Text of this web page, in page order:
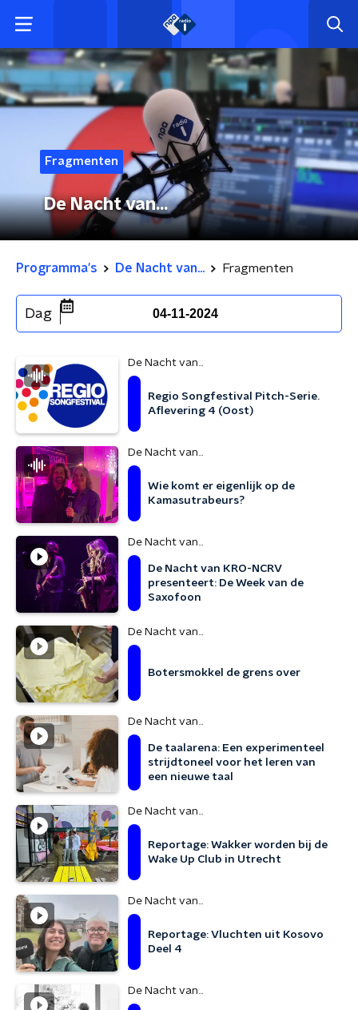
Fragmenten
De Nacht van...
Programma's De Nacht van... Fragmenten
Dag 04-11-2024
De Nacht van...
Regio Songfestival Pitch-Serie.
Aflevering 4 (Oost)
De Nacht van...
Wie komt er eigenlijk op de
Kamasutrabeurs?
De Nacht van...
De Nacht van KRO-NCRV
presenteert: De Week van de
Saxofoon
De Nacht van...
Botersmokkel de grens over
De Nacht van...
De taalarena: Een experimenteel
strijdtoneel voor het leren van
een nieuwe taal
De Nacht van...
Reportage: Wakker worden bij de
Wake Up Club in Utrecht
De Nacht van...
Reportage: Vluchten uit Kosovo
Deel 4
De Nacht van...